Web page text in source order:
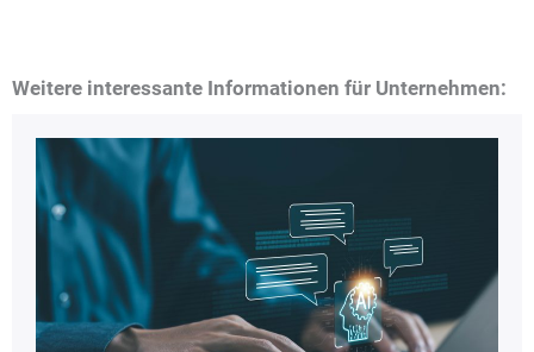
Weitere interessante Informationen für Unternehmen: